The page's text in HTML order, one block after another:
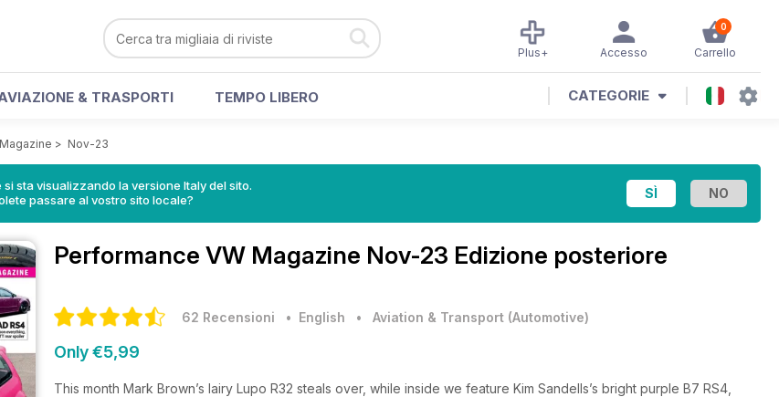
0
Carrello
Accesso
Plus+
& TRASPORTI TEMPO LIBERO CATEGORIE
> Nov-23
si sta visualizzando la versione Italy del sito.
passare al vostro sito locale?
Performance VW Magazine Nov-23 Edizione posteriore
62 Recensioni • English • Aviation & Transport (Automotive)
Only €5,99
This month Mark Brown’s lairy Lupo R32 steals over, while inside we feature Kim Sandells’s bright purple B7 RS4,